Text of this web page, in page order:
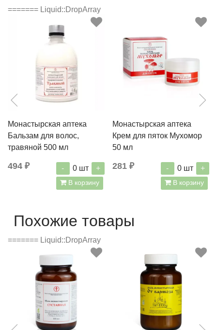
======= Liquid::DropArray
Монастырская аптека
Бальзам для волос,
травяной 500 мл
494 ₽ - 0 шт +
В корзину
Монастырская аптека
Крем для пяток Мухомор
50 мл
281 ₽ - 0 шт +
В корзину
Похожие товары
======= Liquid::DropArray